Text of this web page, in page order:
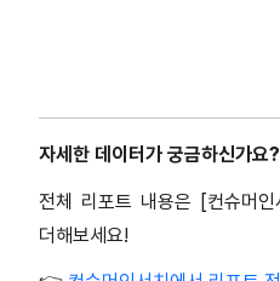
자세한 데이터가 궁금하신가요?
전체 리포트 내용은 [컨슈머인
더해보세요!